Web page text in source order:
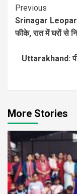
Continue
Reading
Previous
Srinagar Leopard
फीके, रात में घरों से
Uttarakhand:
More Stories